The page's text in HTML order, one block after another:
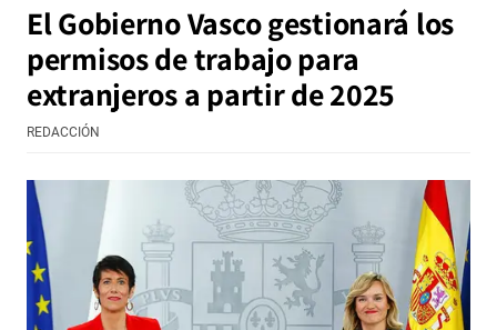
El Gobierno Vasco gestionará los
permisos de trabajo para
extranjeros a partir de 2025
REDACCIÓN